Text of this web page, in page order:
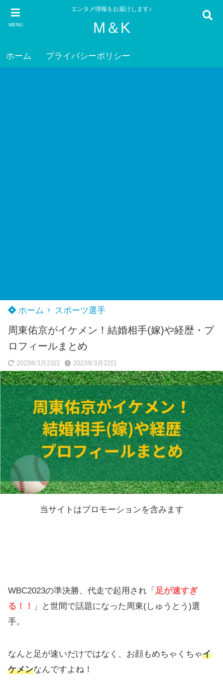
MENU
エンタメ情報をお届けします♪
M＆K
ホーム プライバシーポリシー
ホーム スポーツ選手
周東佑京がイケメン！結婚相手(嫁)や経歴・プ
ロフィールまとめ
2023年3月23日 2023年3月22日
当サイトはプロモーションを含みます
WBC2023の準決勝、代走で起用され「 足が速すぎ
る！！
」と世間で話題になった周東(しゅうとう)選
手。
なんと足が速いだけではなく、お顔もめちゃくちゃイ
ケメンなんですよね！